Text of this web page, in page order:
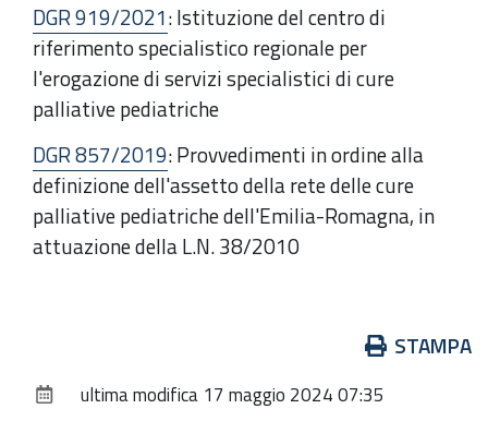
DGR 919/2021: Istituzione del centro di
riferimento specialistico regionale per
l'erogazione di servizi specialistici di cure
palliative pediatriche
DGR 857/2019: Provvedimenti in ordine alla
definizione dell'assetto della rete delle cure
palliative pediatriche dell'Emilia-Romagna, in
attuazione della L.N. 38/2010
documento
STAMPA
ultima modifica 17 maggio 2024 07:35